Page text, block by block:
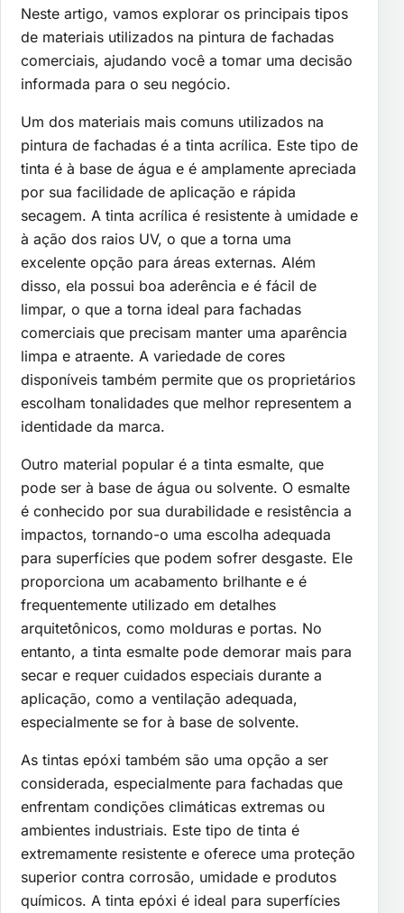
Neste artigo, vamos explorar os principais tipos
de materiais utilizados na pintura de fachadas
comerciais, ajudando você a tomar uma decisão
informada para o seu negócio.
Um dos materiais mais comuns utilizados na
pintura de fachadas é a tinta acrílica. Este tipo de
tinta é à base de água e é amplamente apreciada
por sua facilidade de aplicação e rápida
secagem. A tinta acrílica é resistente à umidade e
à ação dos raios UV, o que a torna uma
excelente opção para áreas externas. Além
disso, ela possui boa aderência e é fácil de
limpar, o que a torna ideal para fachadas
comerciais que precisam manter uma aparência
limpa e atraente. A variedade de cores
disponíveis também permite que os proprietários
escolham tonalidades que melhor representem a
identidade da marca.
Outro material popular é a tinta esmalte, que
pode ser à base de água ou solvente. O esmalte
é conhecido por sua durabilidade e resistência a
impactos, tornando-o uma escolha adequada
para superfícies que podem sofrer desgaste. Ele
proporciona um acabamento brilhante e é
frequentemente utilizado em detalhes
arquitetônicos, como molduras e portas. No
entanto, a tinta esmalte pode demorar mais para
secar e requer cuidados especiais durante a
aplicação, como a ventilação adequada,
especialmente se for à base de solvente.
As tintas epóxi também são uma opção a ser
considerada, especialmente para fachadas que
enfrentam condições climáticas extremas ou
ambientes industriais. Este tipo de tinta é
extremamente resistente e oferece uma proteção
superior contra corrosão, umidade e produtos
químicos. A tinta epóxi é ideal para superfícies